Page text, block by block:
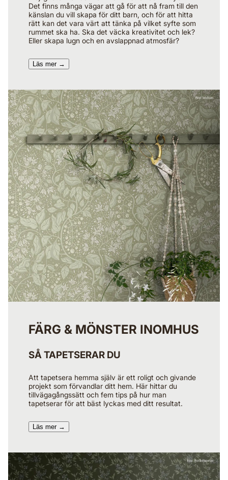
Det finns många vägar att gå för att nå fram till den
känslan du vill skapa för ditt barn, och för att hitta
rätt kan det vara värt att tänka på vilket syfte som
rummet ska ha. Ska det väcka kreativitet och lek?
Eller skapa lugn och en avslappnad atmosfär?
Läs mer →​
FÄRG & MÖNSTER INOMHUS
SÅ TAPETSERAR DU
Att tapetsera hemma själv är ett roligt och givande
projekt som förvandlar ditt hem. Här hittar du
tillvägagångssätt och fem tips på hur man
tapetserar för att bäst lyckas med ditt resultat.
Läs mer →​